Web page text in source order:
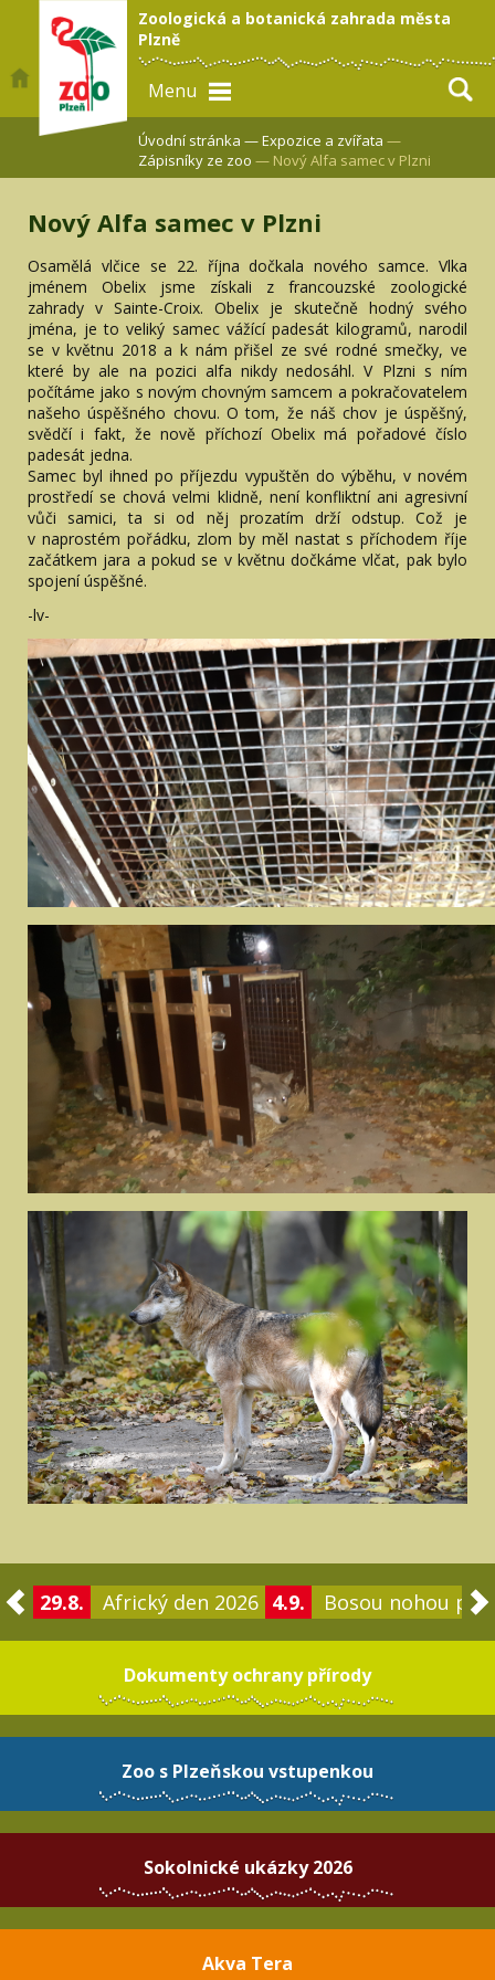
Zoologická a botanická zahrada města
Plzně
Menu
Úvodní stránka —Expozice a zvířata —
Zápisníky ze zoo — Nový Alfa samec v Plzni
Nový Alfa samec v Plzni
Osamělá vlčice se 22. října dočkala nového samce. Vlka
jménem Obelix jsme získali z francouzské zoologické
zahrady v Sainte-Croix. Obelix je skutečně hodný svého
jména, je to veliký samec vážící padesát kilogramů, narodil
se v květnu 2018 a k nám přišel ze své rodné smečky, ve
které by ale na pozici alfa nikdy nedosáhl. V Plzni s ním
počítáme jako s novým chovným samcem a pokračovatelem
našeho úspěšného chovu. O tom, že náš chov je úspěšný,
svědčí i fakt, že nově příchozí Obelix má pořadové číslo
padesát jedna.
Samec byl ihned po příjezdu vypuštěn do výběhu, v novém
prostředí se chová velmi klidně, není konfliktní ani agresivní
vůči samici, ta si od něj prozatím drží odstup. Což je
v naprostém pořádku, zlom by měl nastat s příchodem říje
začátkem jara a pokud se v květnu dočkáme vlčat, pak bylo
spojení úspěšné.
-lv-
29.8. Africký den 2026 4.9. Bosou nohou po
Dokumenty ochrany přírody
Zoo s Plzeňskou vstupenkou
Sokolnické ukázky 2026
Akva Tera